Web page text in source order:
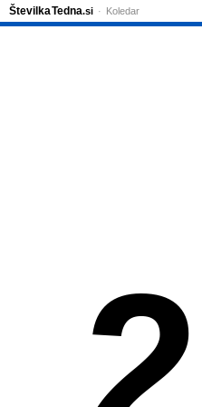
ŠtevilkaTedna.si Koledar